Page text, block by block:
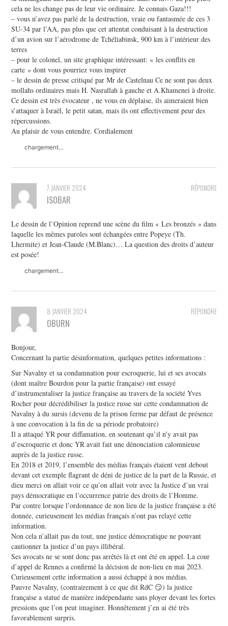
cela ne les change pas de leur vie ordinaire. Je connais Gaza!!!
– vous n’avez pas parlé de la destruction, vraie ou fantasmée de ces 3
SU-34 par l’AA, pas plus que cet attentat conduisant à la destruction
d’un avion sur l’aérodrome de Tchéliabinsk, 900 km à l’intérieur des
terres
– pour le colonel, un site graphique intéressant: « les conflits en
carte » dont vous pourriez vous inspirer
– le dessin de presse critiqué par Mr de Castelnau Ce ne sont pas deux
mollahs ordinaires mais H. Nasrallah à gauche et A.Khamenei à droite.
Ce dessin est très évocateur , ne vous en déplaise, ils aimeraient bien
s’attaquer à Israël, le petit satan, mais ils ont effectivement peur des
répercussions.
Au plaisir de vous entendre. Cordialement
chargement…
RÉPONDRE
7 JANVIER 2024
ISOBAR
Le dessin de l’Opinion reprend une scène du film « Les bronzés » dans
laquelle les mêmes paroles sont échangées entre Popeye (Th.
Lhermite) et Jean-Claude (M.Blanc)… La question des droits d’auteur
est posée!
chargement…
RÉPONDRE
8 JANVIER 2024
OBURN
Bonjour,
Concernant la partie désinformation, quelques petites informations :
Sur Navalny et sa condamnation pour escroquerie, lui et ses avocats
(dont maître Bourdon pour la partie française) ont essayé
d’instrumentaliser la justice française au travers de la société Yves
Rocher pour décrédibiliser la justice russe sur cette condamnation de
Navalny à du sursis (devenu de la prison ferme par défaut de présence
à une convocation à la fin de sa période probatoire)
Il a attaqué YR pour diffamation, en soutenant qu’il n’y avait pas
d’escroquerie et donc YR avait fait une dénonciation calomnieuse
auprès de la justice russe.
En 2018 et 2019, l’ensemble des médias français étaient vent debout
devant cet exemple flagrant de déni de justice de la part de la Russie, et
dieu merci on allait voir ce qu’on allait voir avec la Justice d’un vrai
pays démocratique en l’occurrence patrie des droits de l’Homme.
Par contre lorsque l’ordonnance de non lieu de la justice française a été
donnée, curieusement les médias français n’ont pas relayé cette
information.
Non cela n’allait pas du tout, une justice démocratique ne pouvant
cautionner la justice d’un pays illibéral.
Ses avocats ne se sont donc pas arrêtés là et ont été en appel. La cour
d’appel de Rennes a confirmé la décision de non-lieu en mai 2023.
Curieusement cette information a aussi échappé à nos médias.
Pauvre Navalny, (contrairement à ce que dit RdC 😏) la justice
française a statué de manière indépendante sans ployer devant les fortes
pressions que l’on peut imaginer. Honnêtement j’en ai été très
favorablement surpris.